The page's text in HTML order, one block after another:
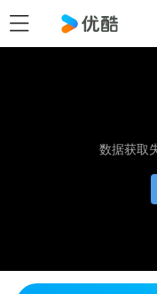
数据获取